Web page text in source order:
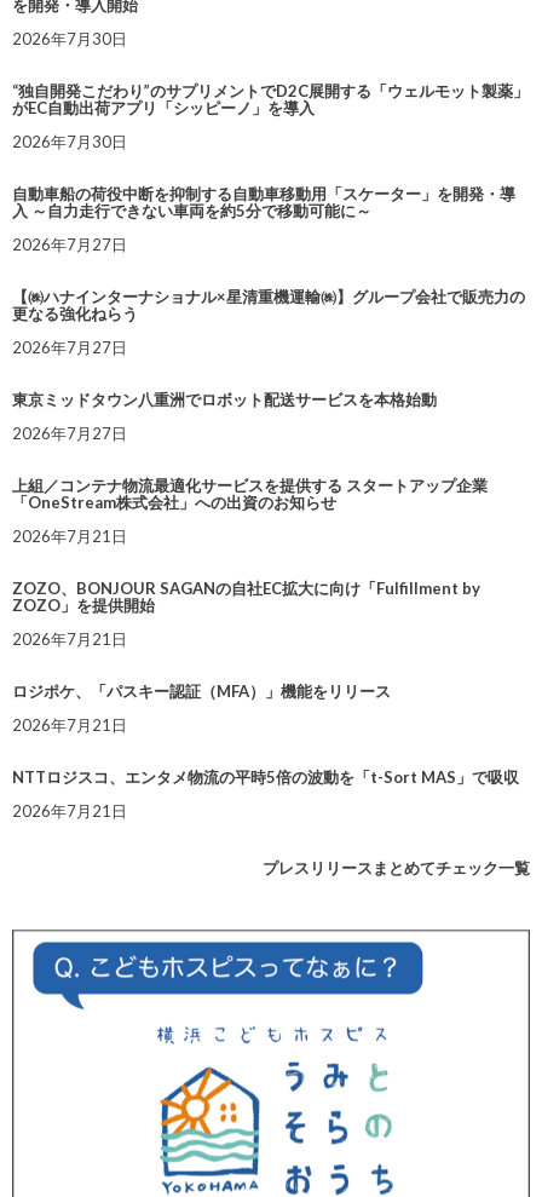
を開発・導入開始
2026年7月30日
“独自開発こだわり”のサプリメントでD2C展開する「ウェルモット製薬」
がEC自動出荷アプリ「シッピーノ」を導入
2026年7月30日
自動車船の荷役中断を抑制する自動車移動用「スケーター」を開発・導
入 ～自力走行できない車両を約5分で移動可能に～
2026年7月27日
【㈱ハナインターナショナル×星清重機運輸㈱】グループ会社で販売力の
更なる強化ねらう
2026年7月27日
東京ミッドタウン八重洲でロボット配送サービスを本格始動
2026年7月27日
上組／コンテナ物流最適化サービスを提供する スタートアップ企業
「OneStream株式会社」への出資のお知らせ
2026年7月21日
ZOZO、BONJOUR SAGANの自社EC拡大に向け「Fulfillment by
ZOZO」を提供開始
2026年7月21日
ロジポケ、「パスキー認証（MFA）」機能をリリース
2026年7月21日
NTTロジスコ、エンタメ物流の平時5倍の波動を「t-Sort MAS」で吸収
2026年7月21日
プレスリリースまとめてチェック一覧